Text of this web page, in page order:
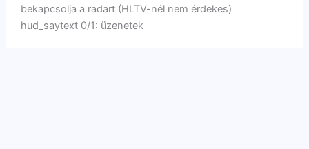
bekapcsolja a radart (HLTV-nél nem érdekes)
hud_saytext 0/1: üzenetek